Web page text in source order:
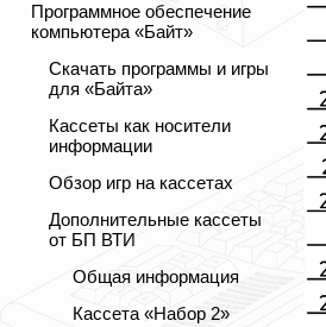
Программное обеспечение
компьютера «Байт»
Скачать программы и игры
для «Байта»
Кассеты как носители
информации
Обзор игр на кассетах
Дополнительные кассеты
от БП ВТИ
Общая информация
Кассета «Набор 2»